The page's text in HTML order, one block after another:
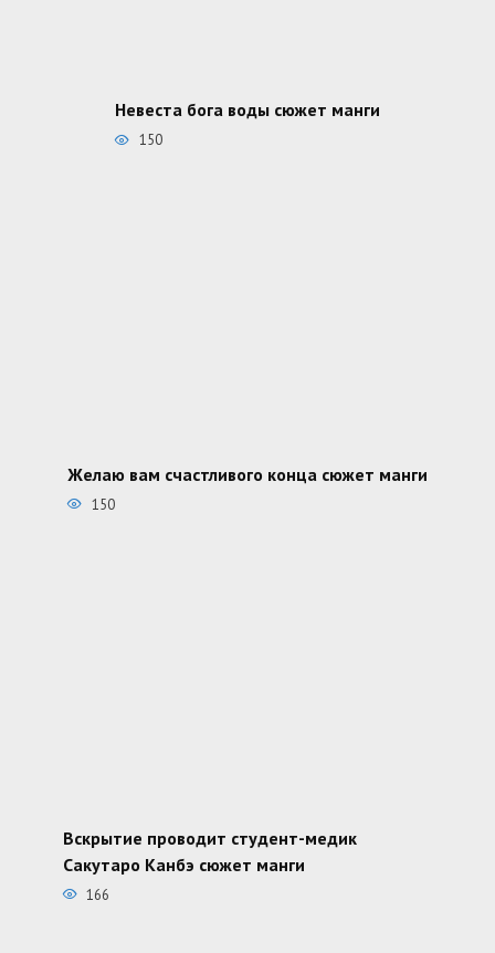
Невеста бога воды сюжет манги
150
Желаю вам счастливого конца сюжет манги
150
Вскрытие проводит студент-медик
Сакутаро Канбэ сюжет манги
166